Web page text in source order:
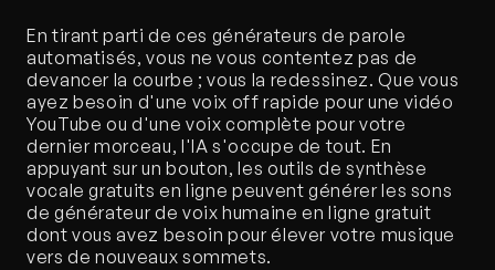
En tirant parti de ces générateurs de parole
automatisés, vous ne vous contentez pas de
devancer la courbe ; vous la redessinez. Que vous
ayez besoin d'une voix off rapide pour une vidéo
YouTube ou d'une voix complète pour votre
dernier morceau, l'IA s'occupe de tout. En
appuyant sur un bouton, les outils de synthèse
vocale gratuits en ligne peuvent générer les sons
de générateur de voix humaine en ligne gratuit
dont vous avez besoin pour élever votre musique
vers de nouveaux sommets.